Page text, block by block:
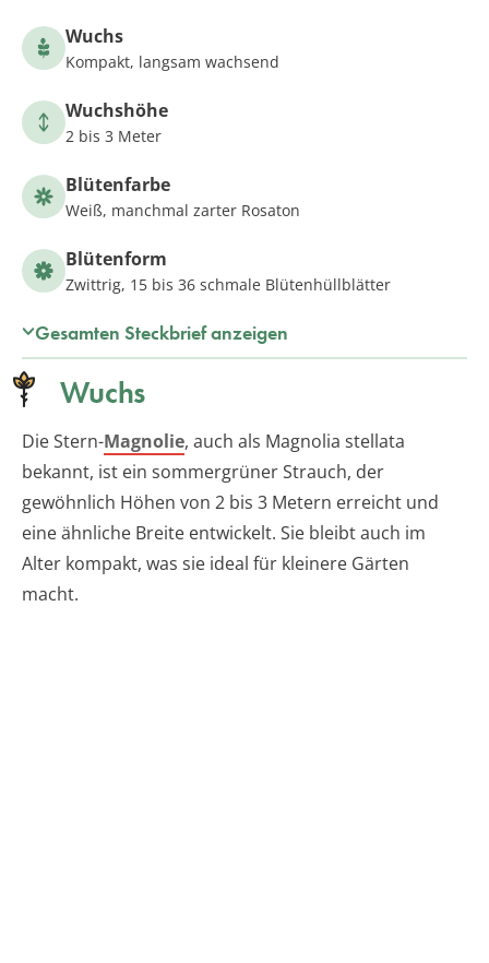
Wuchs
Kompakt, langsam wachsend
Wuchshöhe
2 bis 3 Meter
Blütenfarbe
Weiß, manchmal zarter Rosaton
Blütenform
Zwittrig, 15 bis 36 schmale Blütenhüllblätter
Gesamten Steckbrief anzeigen
Wuchs
Die Stern-Magnolie, auch als Magnolia stellata
bekannt, ist ein sommergrüner Strauch, der
gewöhnlich Höhen von 2 bis 3 Metern erreicht und
eine ähnliche Breite entwickelt. Sie bleibt auch im
Alter kompakt, was sie ideal für kleinere Gärten
macht.